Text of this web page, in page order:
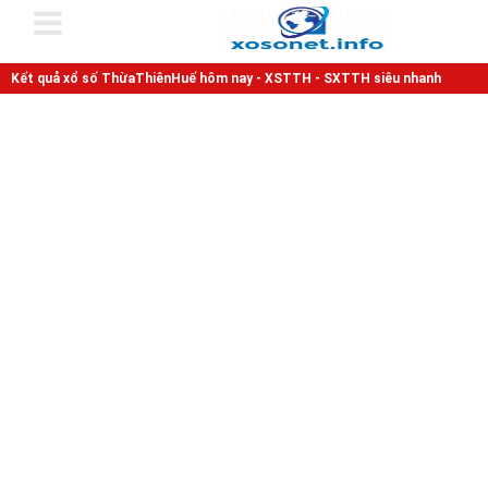
Kết quả xổ số ThừaThiênHuế hôm nay - XSTTH - SXTTH siêu nhanh